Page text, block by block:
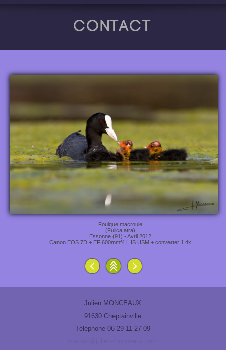
Contact
Foulque macroule
(Fulica atra)
Essonne (91) - Avril 2012
Canon EOS 7D + EF 600mmf4 L IS USM + converter 1.4x
Julien MONCEAUX
91630 Cheptainville
Téléphone 06 29 11 27 09
contact@julien-monceaux.com